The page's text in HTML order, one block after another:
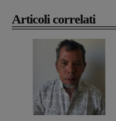
Articoli correlati